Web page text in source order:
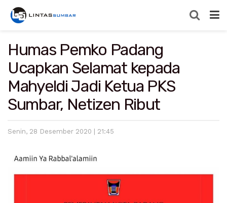
Humas Pemko Padang
Ucapkan Selamat kepada
Mahyeldi Jadi Ketua PKS
Sumbar, Netizen Ribut
Senin, 28 Desember 2020 | 21:45